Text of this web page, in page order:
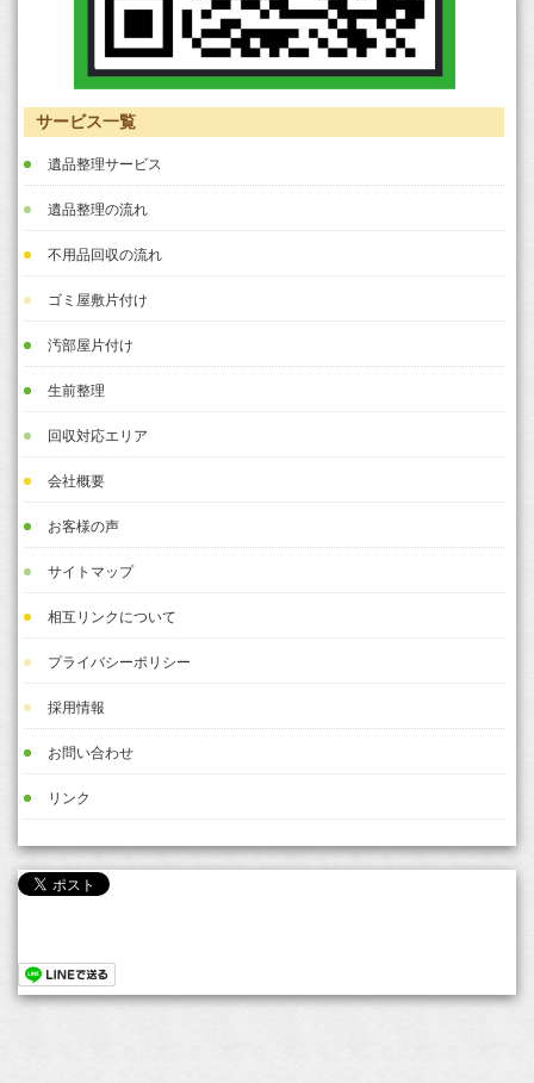
サービス一覧
遺品整理サービス
遺品整理の流れ
不用品回収の流れ
ゴミ屋敷片付け
汚部屋片付け
生前整理
回収対応エリア
会社概要
お客様の声
サイトマップ
相互リンクについて
プライバシーポリシー
採用情報
お問い合わせ
リンク